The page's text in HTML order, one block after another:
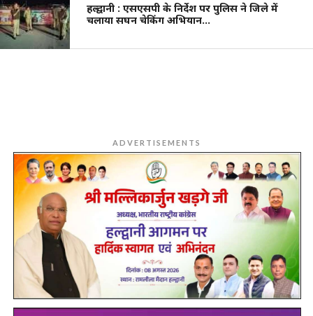
हल्द्वानी : एसएसपी के निर्देश पर पुलिस ने जिले में
चलाया सघन चेकिंग अभियान…
ADVERTISEMENTS